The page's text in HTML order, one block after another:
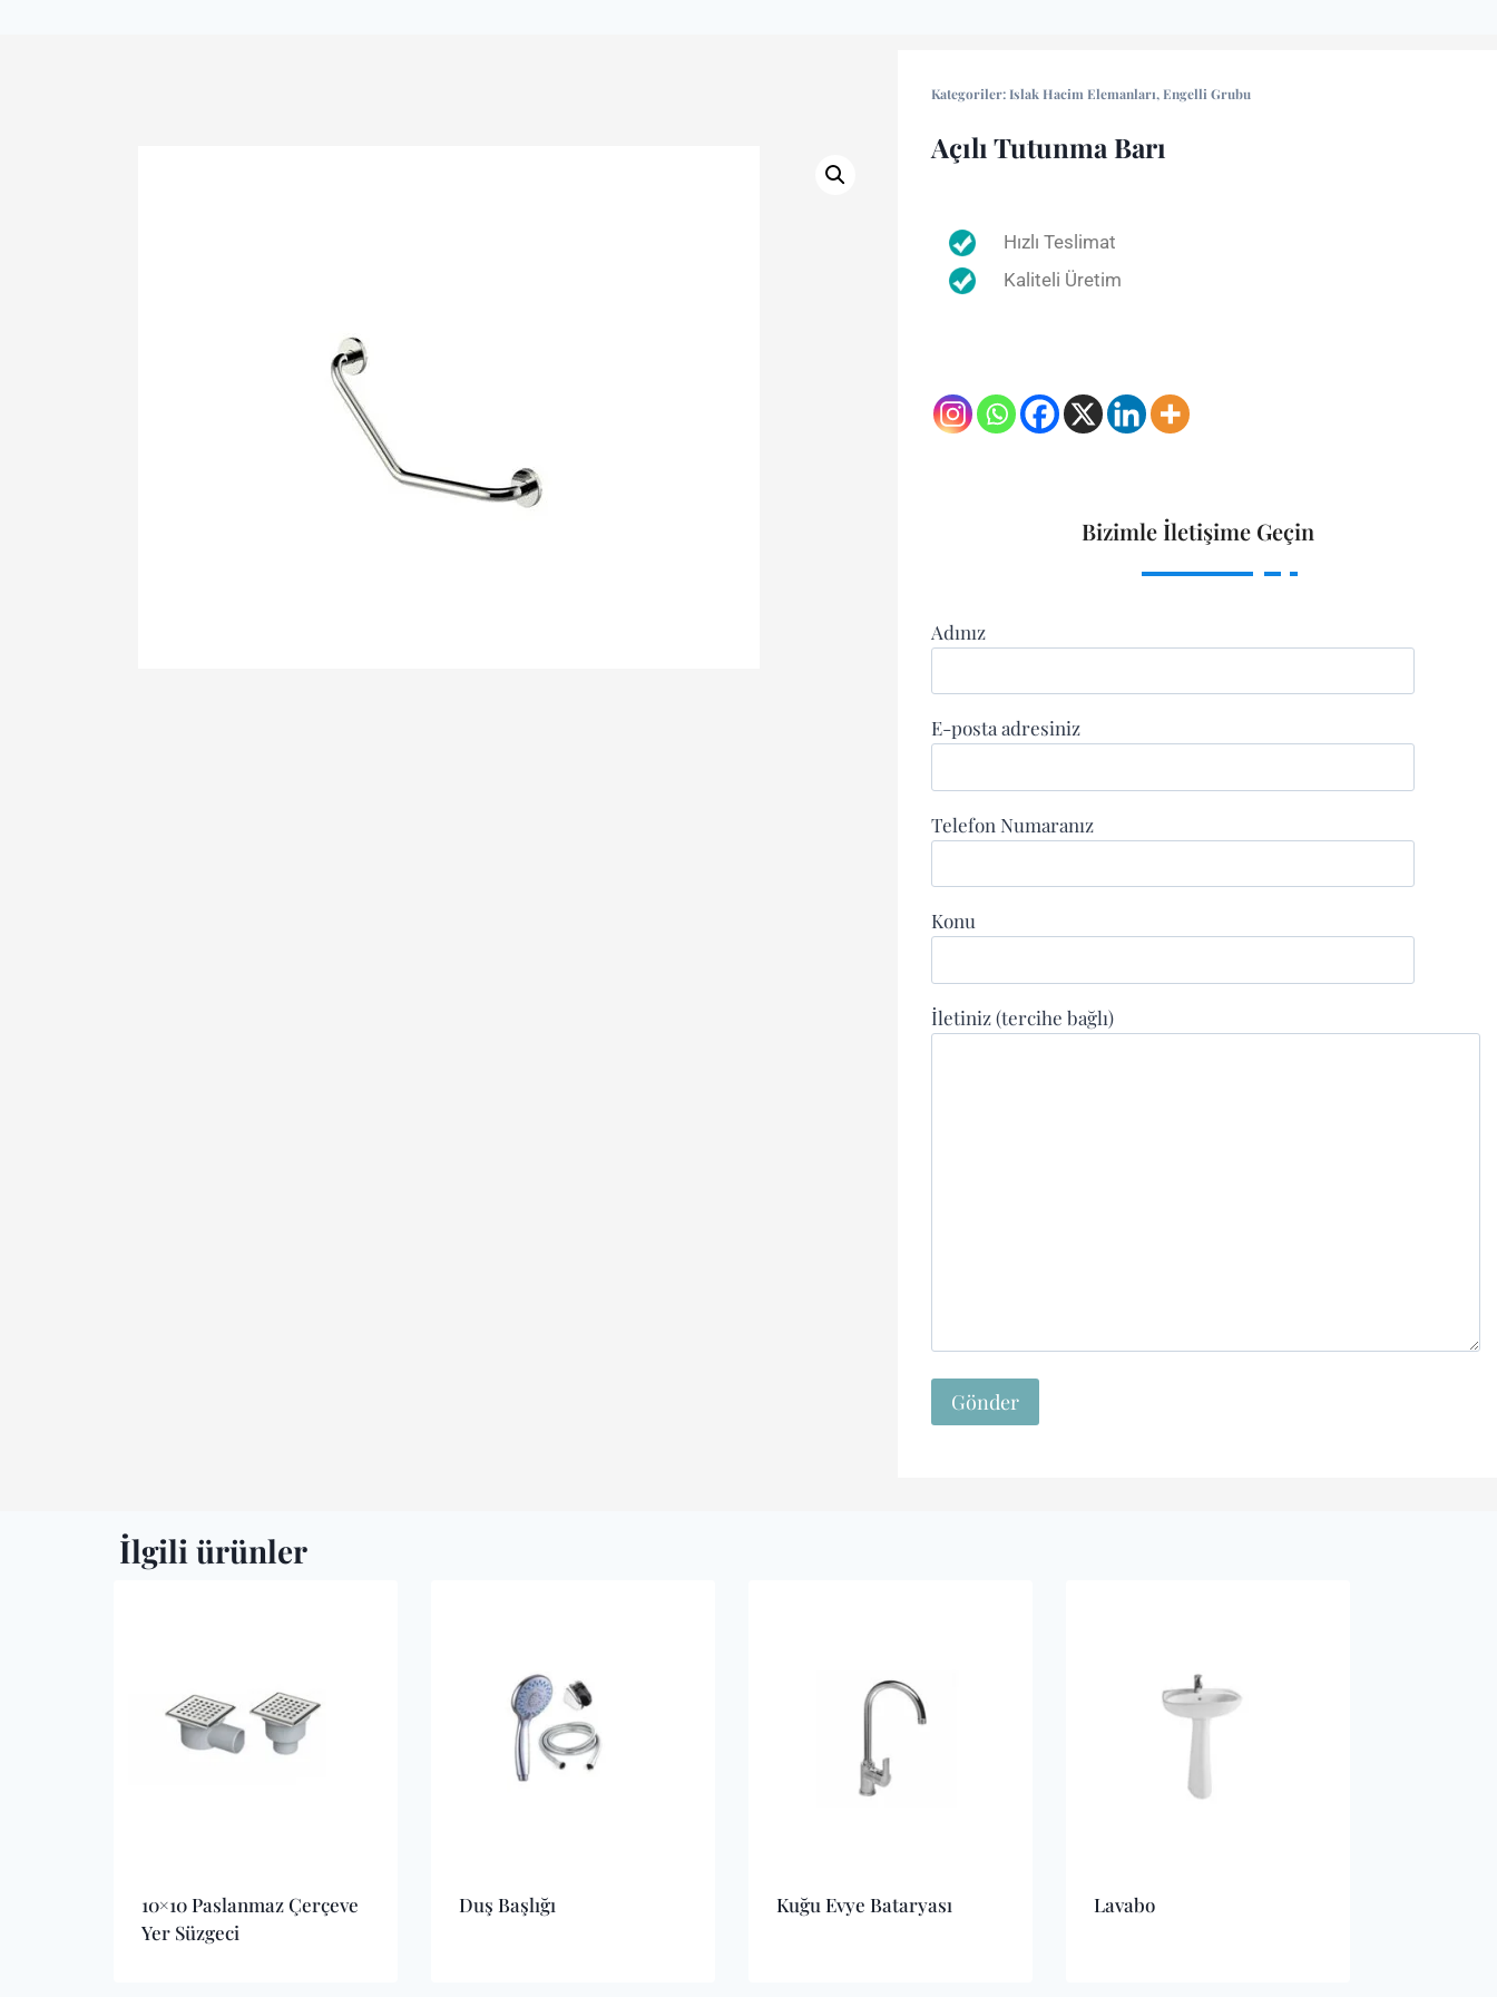
Kategoriler: Islak Hacim Elemanları, Engelli Grubu
Açılı Tutunma Barı
Hızlı Teslimat
Kaliteli Üretim
Bizimle İletişime Geçin
Adınız
E-posta adresiniz
Telefon Numaranız
Konu
İletiniz (tercihe bağlı)
İlgili ürünler
10×10 Paslanmaz Çerçeve
Yer Süzgeci
Duş Başlığı Kuğu Evye Bataryası Lavabo